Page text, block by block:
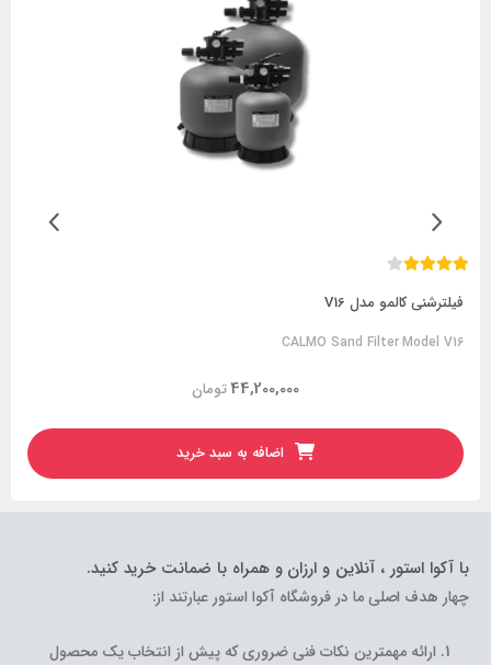
فیلترشنی کالمو مدل V16
CALMO Sand Filter Model V16
تومان44,200,000
اضافه به سبد خرید
با آکوا استور ، آنلاین و ارزان و همراه با ضمانت خرید کنید.
چهار هدف اصلی ما در فروشگاه آکوا استور عبارتند از:
ارائه مهمترین نکات فنی ضروری که پیش از انتخاب یک محصول